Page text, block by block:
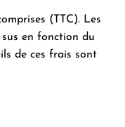
(TTC). Les
en fonction du
de ces frais sont